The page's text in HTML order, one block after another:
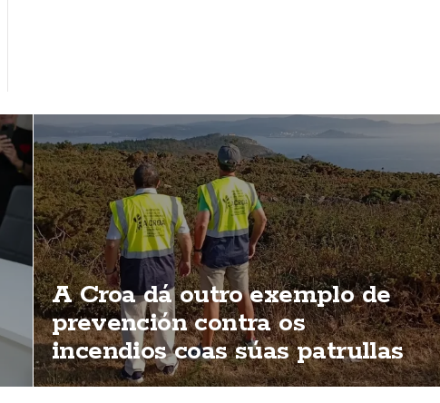
A Croa dá outro exemplo de
prevención contra os
incendios coas súas patrullas
de vixilancia